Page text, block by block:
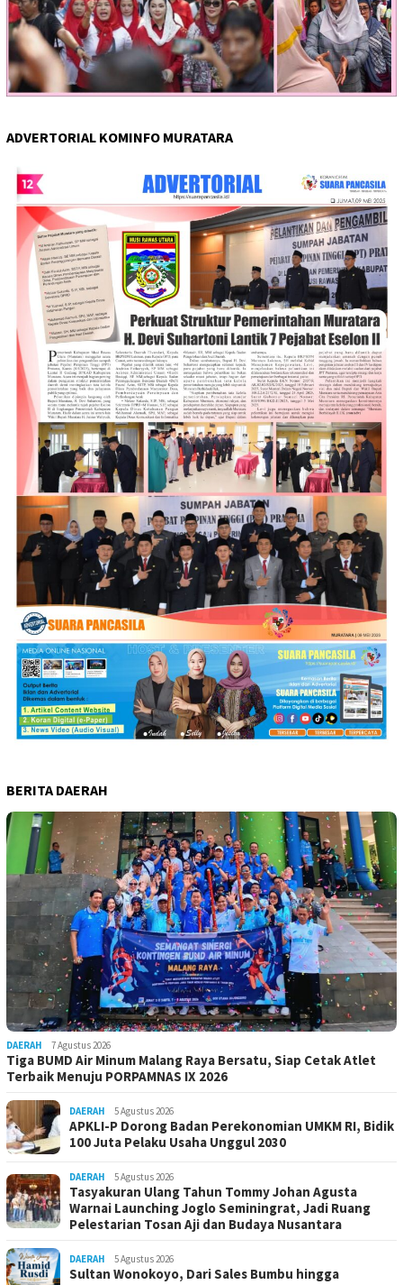
ADVERTORIAL KOMINFO MURATARA
BERITA DAERAH
DAERAH 7 Agustus 2026
Tiga BUMD Air Minum Malang Raya Bersatu, Siap Cetak Atlet
Terbaik Menuju PORPAMNAS IX 2026
DAERAH 5 Agustus 2026
APKLI-P Dorong Badan Perekonomian UMKM RI, Bidik
100 Juta Pelaku Usaha Unggul 2030
DAERAH 5 Agustus 2026
Tasyakuran Ulang Tahun Tommy Johan Agusta
Warnai Launching Joglo Seminingrat, Jadi Ruang
Pelestarian Tosan Aji dan Budaya Nusantara
DAERAH 5 Agustus 2026
Sultan Wonokoyo, Dari Sales Bumbu hingga